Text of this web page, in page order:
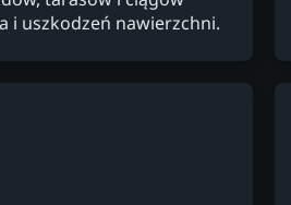
i uszkodzeń nawierzchni.